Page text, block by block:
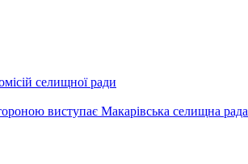
селищної ради
виступає Макарівська селищна рада